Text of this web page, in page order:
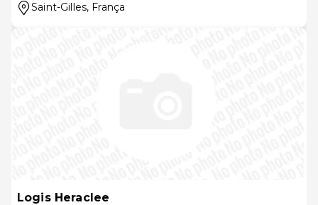
Saint-Gilles, França
Logis Heraclee